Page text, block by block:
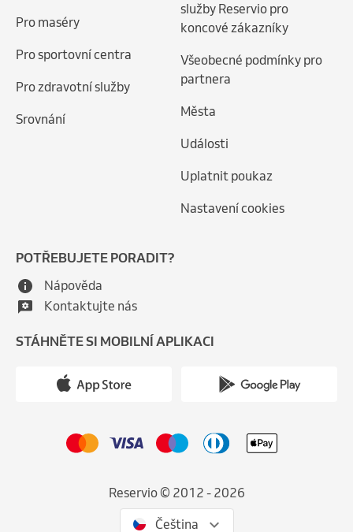
Pro maséry
Pro sportovní centra
Pro zdravotní služby
Srovnání
služby Reservio pro
koncové zákazníky
Všeobecné podmínky pro
partnera
Města
Události
Uplatnit poukaz
Nastavení cookies
POTŘEBUJETE PORADIT?
Nápověda
Kontaktujte nás
STÁHNĚTE SI MOBILNÍ APLIKACI
Reservio © 2012 - 2026
Čeština